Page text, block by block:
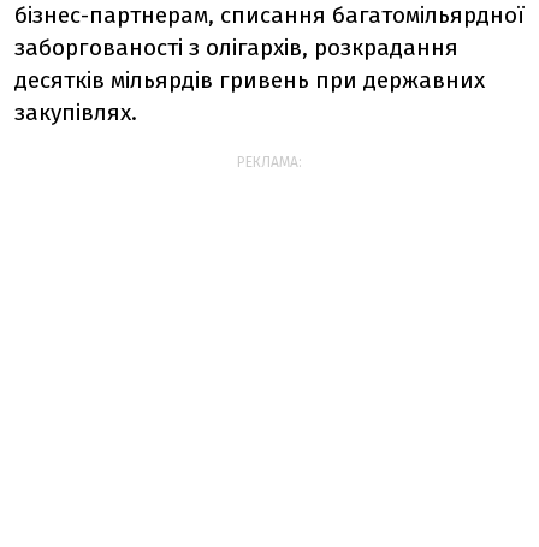
бізнес-партнерам, списання багатомільярдної
заборгованості з олігархів, розкрадання
десятків мільярдів гривень при державних
закупівлях.
РЕКЛАМА: